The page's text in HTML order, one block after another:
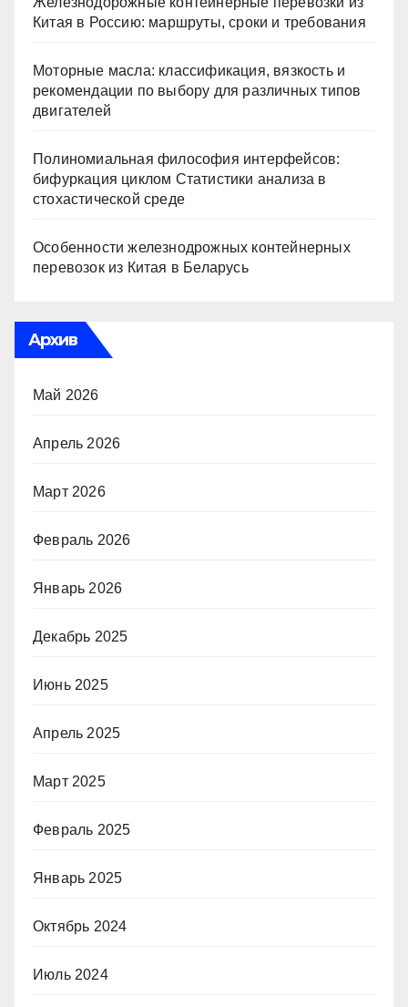
Китая в Россию: маршруты, сроки и требования
Моторные масла: классификация, вязкость и
рекомендации по выбору для различных типов
двигателей
Полиномиальная философия интерфейсов:
бифуркация циклом Статистики анализа в
стохастической среде
Особенности железнодрожных контейнерных
перевозок из Китая в Беларусь
Архив
Май 2026
Апрель 2026
Март 2026
Февраль 2026
Январь 2026
Декабрь 2025
Июнь 2025
Апрель 2025
Март 2025
Февраль 2025
Январь 2025
Октябрь 2024
Июль 2024